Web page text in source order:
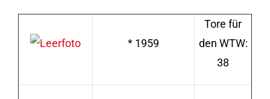
* 1959
Tore für
den WTW:
38